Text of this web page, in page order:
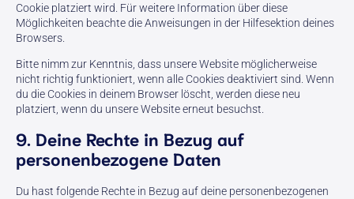
Cookie platziert wird. Für weitere Information über diese
Möglichkeiten beachte die Anweisungen in der Hilfesektion deines
Browsers.
Bitte nimm zur Kenntnis, dass unsere Website möglicherweise
nicht richtig funktioniert, wenn alle Cookies deaktiviert sind. Wenn
du die Cookies in deinem Browser löscht, werden diese neu
platziert, wenn du unsere Website erneut besuchst.
9. Deine Rechte in Bezug auf
personenbezogene Daten
Du hast folgende Rechte in Bezug auf deine personenbezogenen